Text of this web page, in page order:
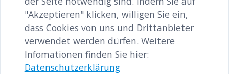
Bild in voller Größe anzeigen…
"Akzeptieren" klicken, willigen Sie ein,
dass Cookies von uns und Drittanbieter
verwendet werden dürfen. Weitere
Infomationen finden Sie hier:
Datenschutzerklärung